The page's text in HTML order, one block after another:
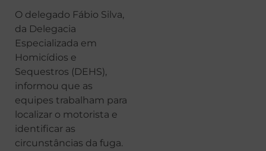
O delegado Fábio Silva,
da Delegacia
Especializada em
Homicídios e
Sequestros (DEHS),
informou que as
equipes trabalham para
localizar o motorista e
identificar as
circunstâncias da fuga.